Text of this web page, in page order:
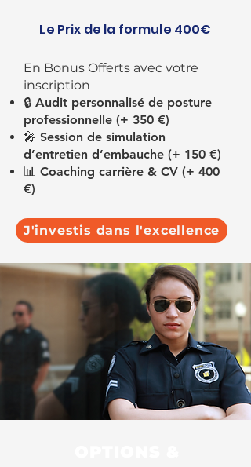
Le Prix de la formule 400€
En Bonus Offerts avec votre
inscription
🔒 Audit personnalisé de posture
professionnelle (+ 350 €)
🎤 Session de simulation
d’entretien d’embauche (+ 150 €)
📊 Coaching carrière & CV (+ 400
€)
J'investis dans l'excellence